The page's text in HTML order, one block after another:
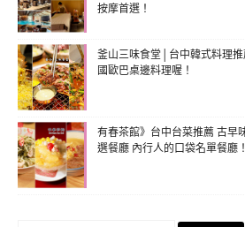
按摩首選！
釜山三味食堂│台中韓式料理
國歐巴桌邊料理喔！
有春茶館》台中台菜推薦 古早
選餐廳 內行人的口袋名單餐廳！